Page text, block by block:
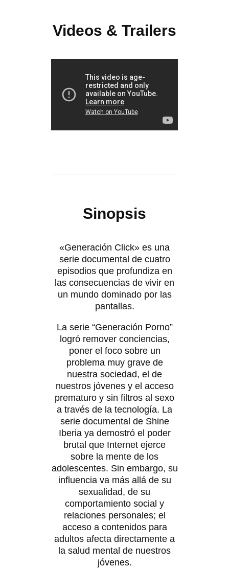
Videos & Trailers
Sinopsis
«Generación Click» es una
serie documental de cuatro
episodios que profundiza en
las consecuencias de vivir en
un mundo dominado por las
pantallas.
La serie “Generación Porno”
logró remover conciencias,
poner el foco sobre un
problema muy grave de
nuestra sociedad, el de
nuestros jóvenes y el acceso
prematuro y sin filtros al sexo
a través de la tecnología. La
serie documental de Shine
Iberia ya demostró el poder
brutal que Internet ejerce
sobre la mente de los
adolescentes. Sin embargo, su
influencia va más allá de su
sexualidad, de su
comportamiento social y
relaciones personales; el
acceso a contenidos para
adultos afecta directamente a
la salud mental de nuestros
jóvenes.